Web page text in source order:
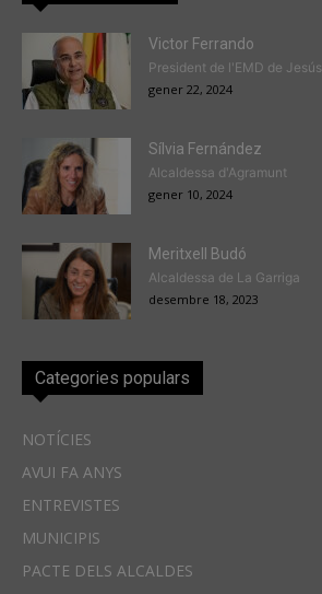
Victor Ferrando
President de l'EMD de Jesús
gener 22, 2024
Sílvia Fernández
Alcaldessa d'Agramunt
gener 10, 2024
Meritxell Budó
Alcaldessa de La Garriga
desembre 18, 2023
Categories populars
NOTÍCIES
AVUI FA ANYS
ENTREVISTES
MUNICIPIS
PACTE DELS ALCALDES